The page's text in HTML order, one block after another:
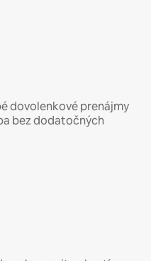
dovolenkové prenájmy
bez dodatočných